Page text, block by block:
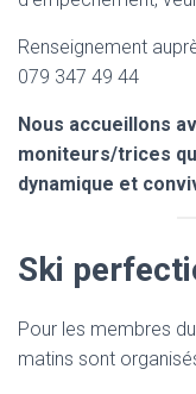
Renseignement
079 347 49 44
Nous accueillons
moniteurs/trices
dynamique et
Ski
Pour les membres
matins sont